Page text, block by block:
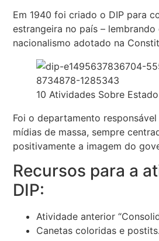
Em 1940 foi criado o DIP para
estrangeira no país –
nacionalismo adotado na
10 Atividades Sobre
Foi o departamento
mídias de massa, sempre
positivamente a imagem do
Recursos para a
DIP:
Atividade anterior
Canetas coloridas e postits.